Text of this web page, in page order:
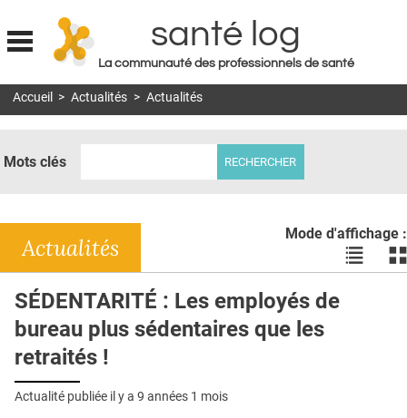
Jump to navigation
santé log
La communauté des professionnels de santé
MON COMPTE
DOSSIERS
RÉSEAUX
E-REVUE SAD
L'APP
Accueil > Actualités > Actualités
Mots clés
Mode d'affichage :
Voir
les
les
Actualités
SÉDENTARITÉ : Les employés de
bureau plus sédentaires que les
retraités !
Actualité publiée il y a 9 années 1 mois